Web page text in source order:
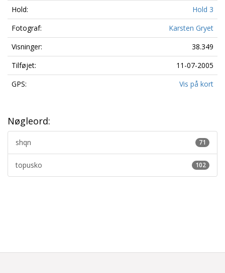
Hold:
Hold 3
Fotograf:
Karsten Gryet
Visninger:
38.349
Tilføjet:
11-07-2005
GPS:
Vis på kort
Nøgleord:
71
shqn
102
topusko